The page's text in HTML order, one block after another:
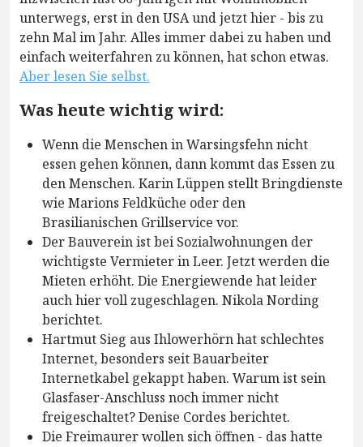
unterwegs, erst in den USA und jetzt hier - bis zu
zehn Mal im Jahr. Alles immer dabei zu haben und
einfach weiterfahren zu können, hat schon etwas.
Aber lesen Sie selbst.
Was heute wichtig wird:
Wenn die Menschen in Warsingsfehn nicht
essen gehen können, dann kommt das Essen zu
den Menschen. Karin Lüppen stellt Bringdienste
wie Marions Feldküche oder den
Brasilianischen Grillservice vor.
Der Bauverein ist bei Sozialwohnungen der
wichtigste Vermieter in Leer. Jetzt werden die
Mieten erhöht. Die Energiewende hat leider
auch hier voll zugeschlagen. Nikola Nording
berichtet.
Hartmut Sieg aus Ihlowerhörn hat schlechtes
Internet, besonders seit Bauarbeiter
Internetkabel gekappt haben. Warum ist sein
Glasfaser-Anschluss noch immer nicht
freigeschaltet? Denise Cordes berichtet.
Die Freimaurer wollen sich öffnen - das hatte